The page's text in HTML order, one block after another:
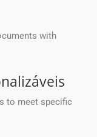
with
to meet specific